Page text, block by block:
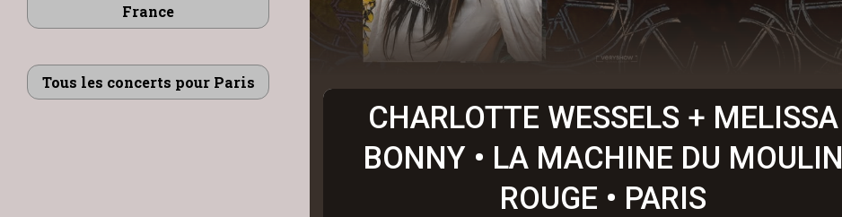
France
Tous les concerts pour Paris
CHARLOTTE WESSELS + MELISSA
BONNY • LA MACHINE DU MOULIN
ROUGE • PARIS